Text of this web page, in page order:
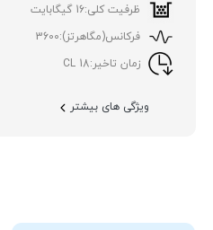
ظرفیت کلی:16 گیگابایت
فرکانس(مگاهرتز):3600
زمان تاخیر:18 CL
ویژگی های بیشتر